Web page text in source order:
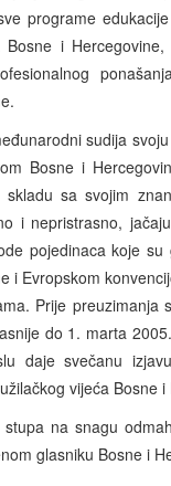
programe
Bosne i
sudija svoju
Bosne i
sa svojim
i nepristrasno,
pojedinaca koje su
i Evropskom
Prije preuzimanja
do 1. marta
daje svečanu
vijeća Bosne i
na snagu
glasniku Bosne i